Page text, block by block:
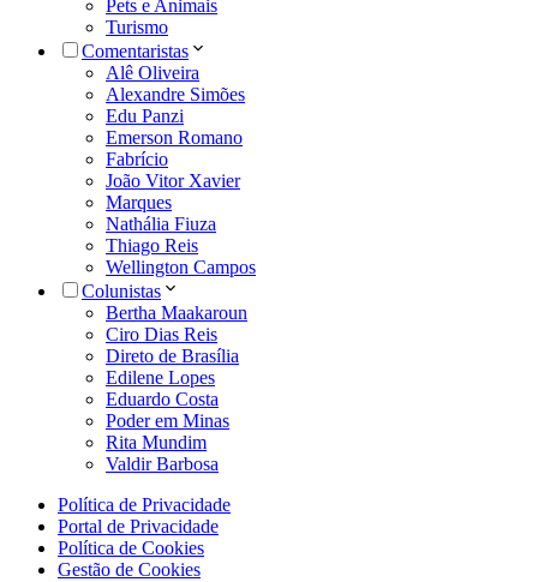
Pets e Animais
Turismo
Comentaristas
Alê Oliveira
Alexandre Simões
Edu Panzi
Emerson Romano
Fabrício
João Vitor Xavier
Marques
Nathália Fiuza
Thiago Reis
Wellington Campos
Colunistas
Bertha Maakaroun
Ciro Dias Reis
Direto de Brasília
Edilene Lopes
Eduardo Costa
Poder em Minas
Rita Mundim
Valdir Barbosa
Política de Privacidade
Portal de Privacidade
Política de Cookies
Gestão de Cookies